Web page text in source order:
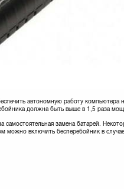
автономную работу
должна быть выше в 1,5 раза
самостоятельная замена батарей.
включить бесперебойник в